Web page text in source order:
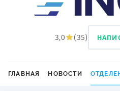
3,0 (35)
ГЛАВНАЯ НОВОСТИ